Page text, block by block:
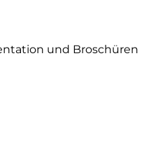
und Broschüren